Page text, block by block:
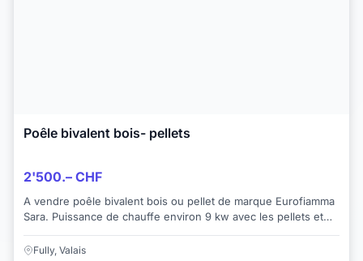
Poêle bivalent bois- pellets
2'500.– CHF
A vendre poêle bivalent bois ou pellet de marque Eurofiamma
Sara. Puissance de chauffe environ 9 kw avec les pellets et
Fully, Valais